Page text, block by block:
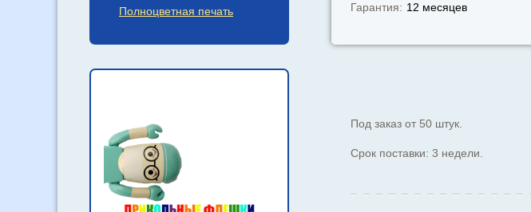
Гарантия: 12 месяцев
Под заказ от 50 штук.
Срок поставки: 3 недели.
Полноцветная печать